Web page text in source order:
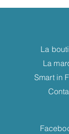
La
La
Smart in